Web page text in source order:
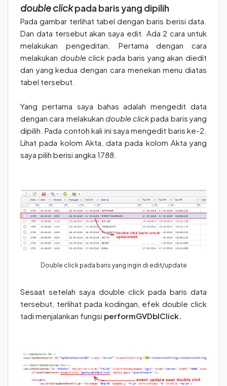
double clickpada baris yang dipilih
Pada gambar terlihat tabel dengan baris berisi data.
Dan data tersebut akan saya edit. Ada 2 cara untuk
melakukan pengeditan. Pertama dengan cara
melakukan double click pada baris yang akan diedit
dan yang kedua dengan cara menekan menu diatas
tabel tersebut.
Yang pertama saya bahas adalah mengedit data
dengan cara melakukan double clickpada baris yang
dipilih. Pada contoh kali ini saya mengedit baris ke-2.
Lihat pada kolom Akta, data pada kolom Akta yang
saya pilih berisi angka 1788.
Double click pada baris yang ingin di edit/update
Sesaat setelah saya double click pada baris data
tersebut, terlihat pada kodingan, efek double click
tadi menjalankan fungsi performGVDblClick.